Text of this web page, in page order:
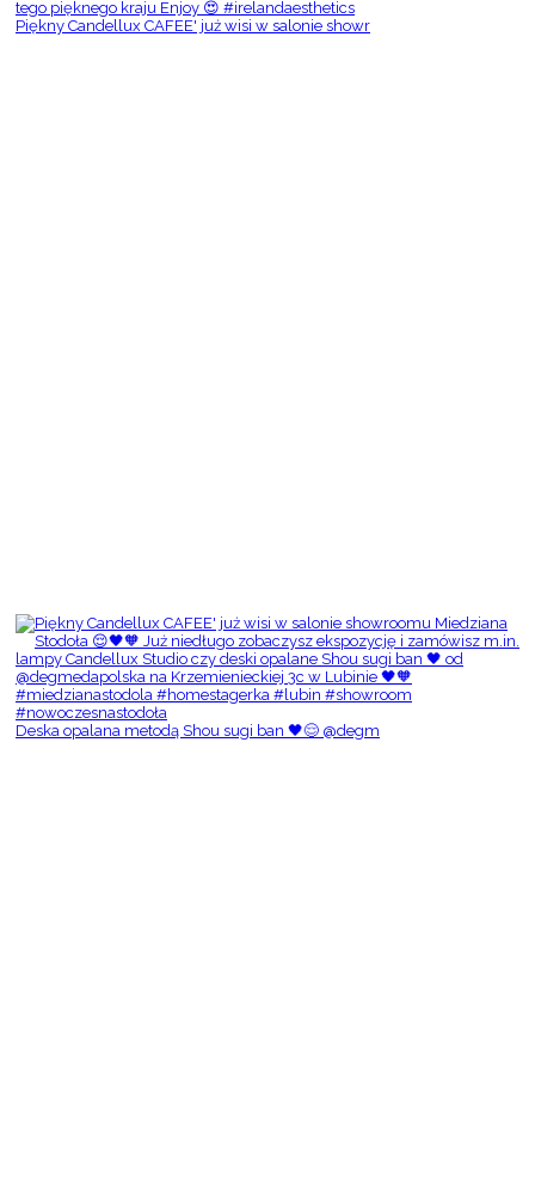
Piękny Candellux CAFEE' już wisi w salonie showr
Deska opalana metodą Shou sugi ban 🖤😌 @degm